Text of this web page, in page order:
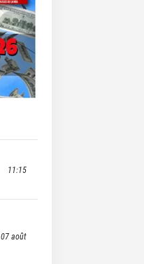
11:15
07 août